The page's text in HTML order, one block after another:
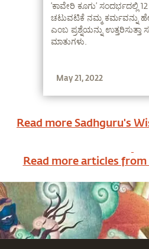
’ಕಾವೇರಿ ಕೂಗು’ ಸಂದರ್ಭದಲ್ಲಿ
ಚಟುವಟಿಕೆ ನಮ್ಮ ಕರ್ಮವನ್ನು
ಎಂಬ ಪ್ರಶ್ನೆಯನ್ನು ಉತ್ತರಿಸುತ್ತಾ
ಮಾತುಗಳು.
May 21, 2022
Read more Sadhguru's
Read more articles from